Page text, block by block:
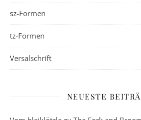
sz-Formen
tz-Formen
Versalschrift
NEUESTE